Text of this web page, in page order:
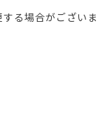
る場合がございま